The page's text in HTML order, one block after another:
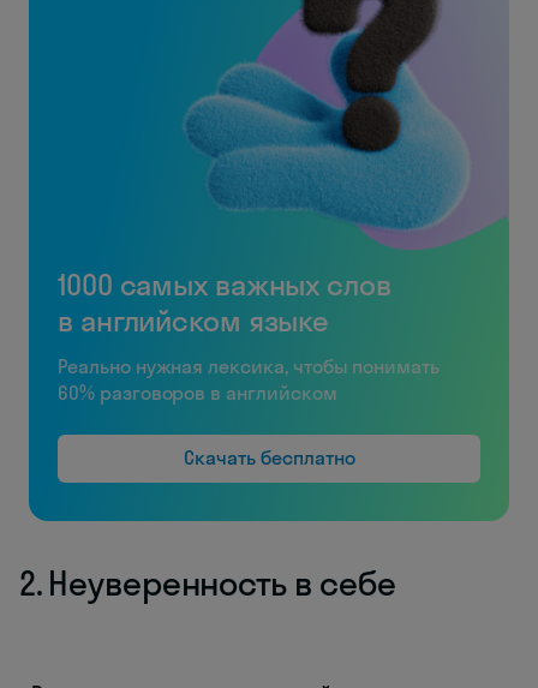
1000 самых важных слов
в английском языке
Реально нужная лексика, чтобы понимать
60% разговоров в английском
Скачать бесплатно
2. Неуверенность в себе